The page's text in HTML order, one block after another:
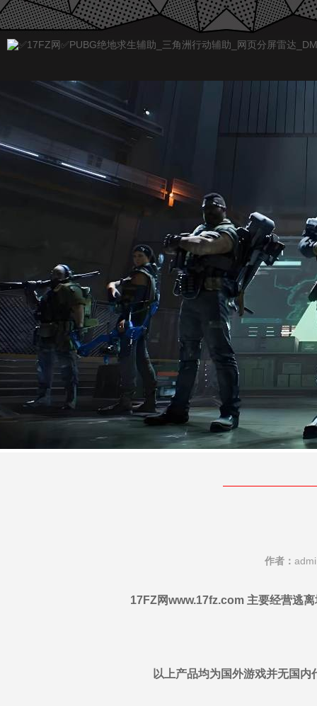
作者：
17FZ网www.17fz.com 主要经营逃
以上产品均为国外游戏并无国